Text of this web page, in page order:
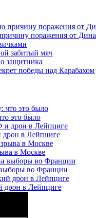
поражения от
забитый мяч
защитника
победы над Карабахом
это было
в Лейпциге
в Москве
во Франции
дрон в Лейпциге